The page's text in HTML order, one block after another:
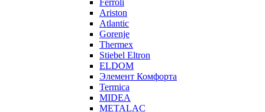
Ferroli
Ariston
Atlantic
Gorenje
Thermex
Stiebel Eltron
ELDOM
Элемент Комфорта
Termica
MIDEA
METALAC